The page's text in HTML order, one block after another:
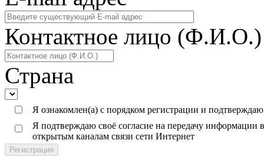
Контактное лицо (Ф.И.О.)
Страна
Я ознакомлен(а) с порядком регистрации и
Я подтверждаю своё согласие на передачу
открытым каналам связи сети Интернет
Регистрация